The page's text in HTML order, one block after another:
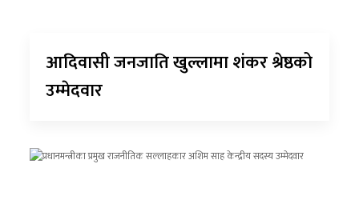
आदिवासी जनजाति खुल्लामा शंकर श्रेष्ठको
उम्मेदवार